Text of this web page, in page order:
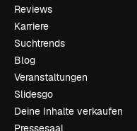
Reviews
Karriere
Suchtrends
Blog
Veranstaltungen
Slidesgo
Deine Inhalte verkaufen
Pressesaal